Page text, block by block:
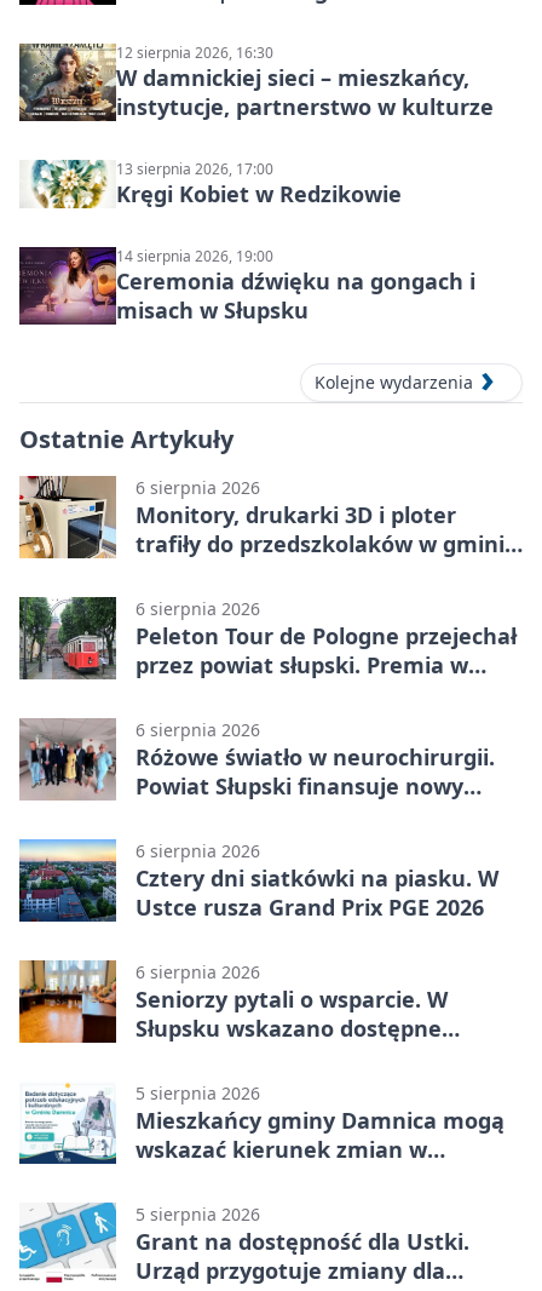
12 sierpnia 2026, 16:30
W damnickiej sieci – mieszkańcy,
instytucje, partnerstwo w kulturze
13 sierpnia 2026, 17:00
Kręgi Kobiet w Redzikowie
14 sierpnia 2026, 19:00
Ceremonia dźwięku na gongach i
misach w Słupsku
Kolejne wydarzenia
Ostatnie Artykuły
6 sierpnia 2026
Monitory, drukarki 3D i ploter
trafiły do przedszkolaków w gminie
6 sierpnia 2026
Peleton Tour de Pologne przejechał
przez powiat słupski. Premia w
6 sierpnia 2026
Różowe światło w neurochirurgii.
Powiat Słupski finansuje nowy
6 sierpnia 2026
Cztery dni siatkówki na piasku. W
Ustce rusza Grand Prix PGE 2026
6 sierpnia 2026
Seniorzy pytali o wsparcie. W
Słupsku wskazano dostępne
5 sierpnia 2026
Mieszkańcy gminy Damnica mogą
wskazać kierunek zmian w
5 sierpnia 2026
Grant na dostępność dla Ustki.
Urząd przygotuje zmiany dla